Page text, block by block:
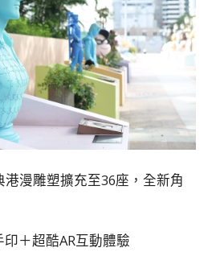
港漫雕塑擴充至36座，全新角
＋超酷AR互動體驗